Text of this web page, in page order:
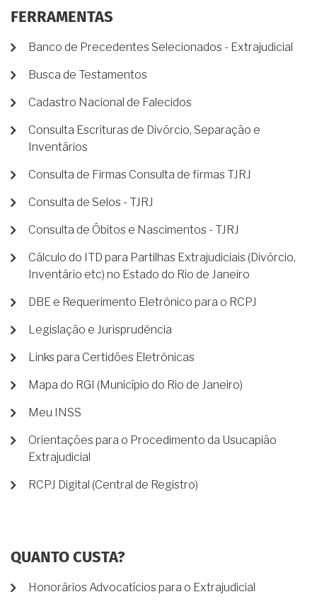
FERRAMENTAS
Banco de Precedentes Selecionados - Extrajudicial
Busca de Testamentos
Cadastro Nacional de Falecidos
Consulta Escrituras de Divórcio, Separação e
Inventários
Consulta de Firmas Consulta de firmas TJRJ
Consulta de Selos - TJRJ
Consulta de Óbitos e Nascimentos - TJRJ
Cálculo do ITD para Partilhas Extrajudiciais (Divórcio,
Inventário etc) no Estado do Rio de Janeiro
DBE e Requerimento Eletrônico para o RCPJ
Legislação e Jurisprudência
Links para Certidões Eletrônicas
Mapa do RGI (Município do Rio de Janeiro)
Meu INSS
Orientações para o Procedimento da Usucapião
Extrajudicial
RCPJ Digital (Central de Registro)
QUANTO CUSTA?
Honorários Advocatícios para o Extrajudicial